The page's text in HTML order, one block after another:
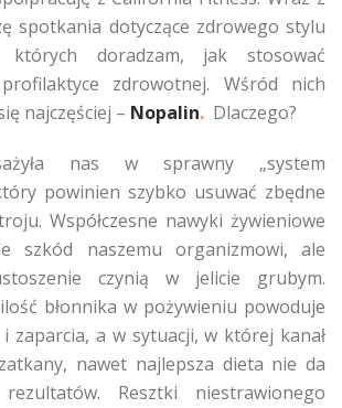
spotkania dotyczące zdrowego stylu
których doradzam, jak stosować
zdrowotnej. Wśród nich
najczęściej – Nopalin. Dlaczego?
nas w sprawny „system
powinien szybko usuwać zbędne
Współczesne nawyki żywieniowe
szkód naszemu organizmowi, ale
czynią w jelicie grubym.
błonnika w pożywieniu powoduje
zaparcia, a w sytuacji, w której kanał
nawet najlepsza dieta nie da
rezultatów. Resztki niestrawionego